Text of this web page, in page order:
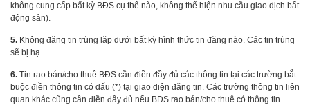
không cung cấp bất kỳ BĐS cụ thể nào, không thể hiện nhu cầu giao dịch bất
động sản).
5. Không đăng tin trùng lặp dưới bất kỳ hình thức tin đăng nào. Các tin trùng
sẽ bị hạ.
6. Tin rao bán/cho thuê BĐS cần điền đầy đủ các thông tin tại các trường bắt
buộc điền thông tin có dấu (*) tại giao diện đăng tin. Các trường thông tin liên
quan khác cũng cần điền đầy đủ nếu BĐS rao bán/cho thuê có thông tin.